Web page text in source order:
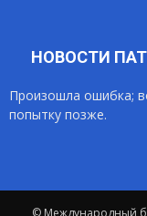
НОВОСТИ
Произошла ошибка;
попытку позже.
© Международный